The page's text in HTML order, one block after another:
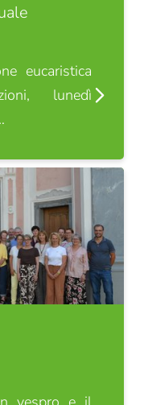
eucaristica
lunedì